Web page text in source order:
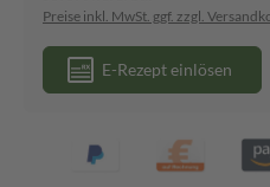
Preise inkl. MwSt. ggf. zzgl.
E-Rezept einlösen